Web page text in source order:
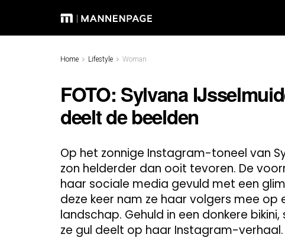
Home Lifestyle Woman
FOTO: Sylvana
deelt de beelden
Op het zonnige Instagram-toneel van
zon helderder dan ooit tevoren. De
haar sociale media gevuld met een
deze keer nam ze haar volgers mee
landschap. Gehuld in een donkere
ze gul deelt op haar Instagram-verhaal.